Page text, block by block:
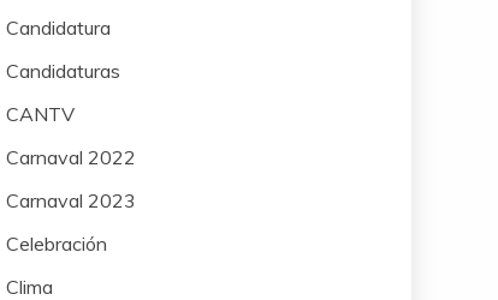
Candidatura
Candidaturas
CANTV
Carnaval 2022
Carnaval 2023
Celebración
Clima